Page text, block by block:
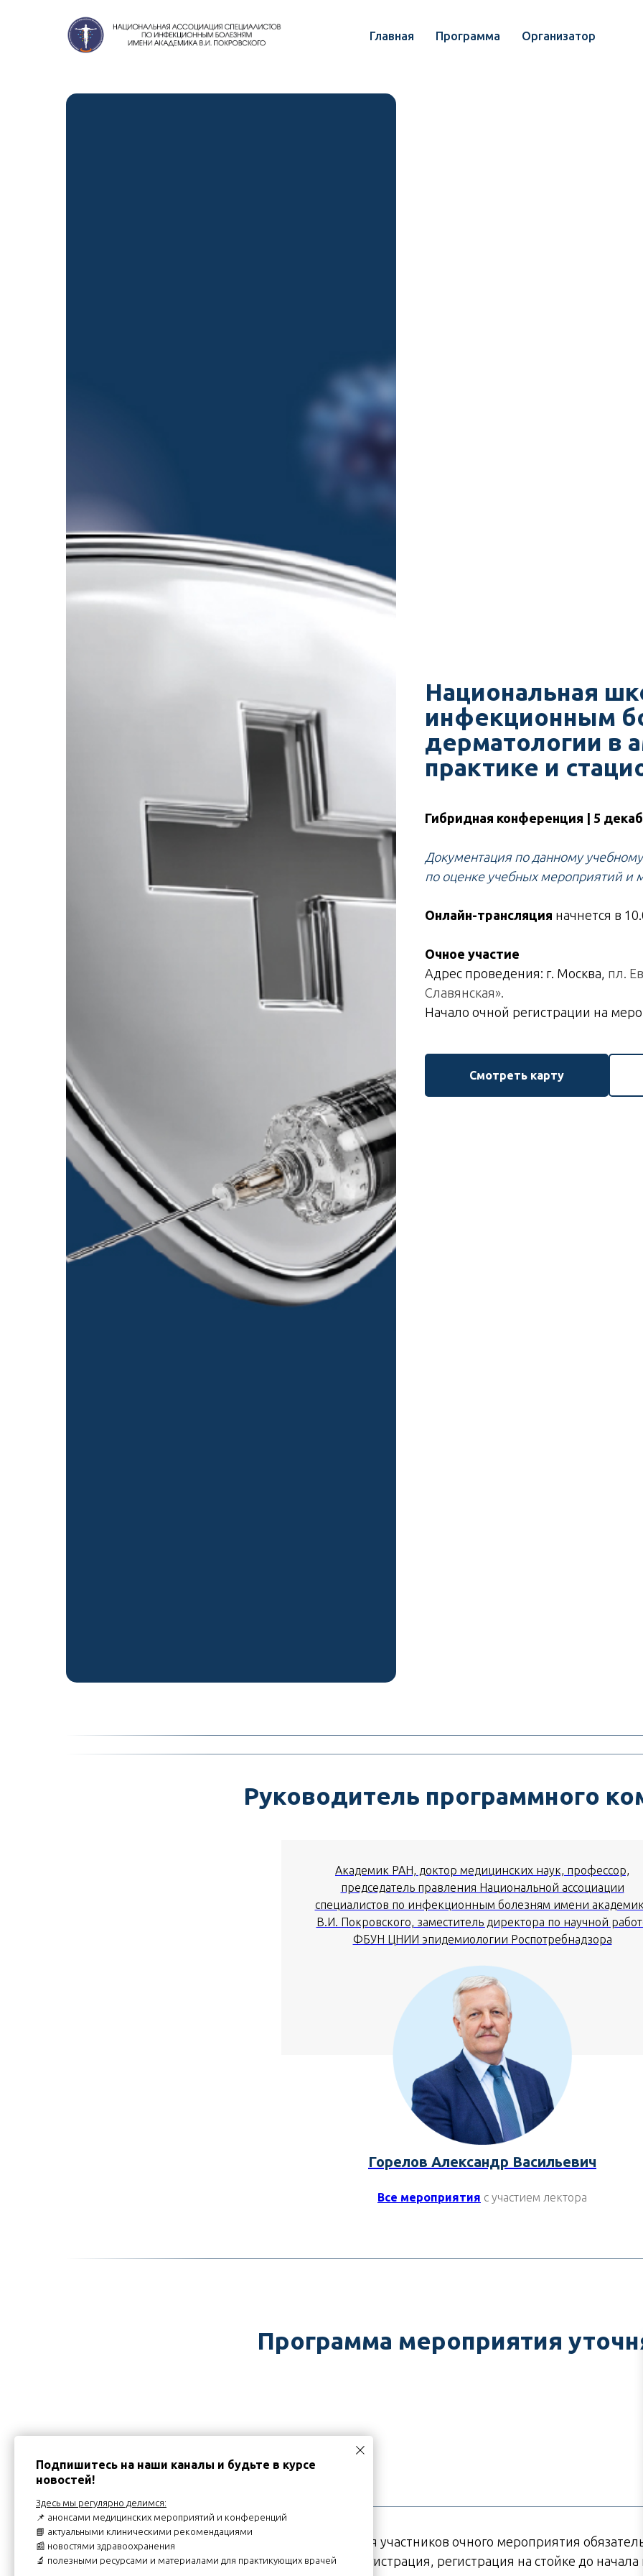
Главная Программа Организатор
Главная Программа Организатор
Национальная
инфекционным
дерматологии в
практике и
Гибридная конференция | 5
Документация по данному
по оценке учебных мероприятий и
Онлайн-трансляция начнется в
Очное участие
Адрес проведения: г. Москва, пл.
Славянская».
Начало очной регистрации на
Смотреть карту
Руководитель программного
Академик РАН, доктор медицинских наук, профессор,
председатель правления Национальной ассоциации
специалистов по инфекционным болезням имени
В.И. Покровского, заместитель директора по научной
ФБУН ЦНИИ эпидемиологии Роспотребнадзора
Горелов Александр Васильевич
Все мероприятия с участием лектора
Программа мероприятия
Документация по
данному учебному
Для участников очного мероприятия
регистрация, регистрация на стойке до
Подпишитесь на наши каналы и будьте в курсе
новостей!
Здесь мы регулярно делимся:
📌 анонсами медицинских мероприятий и конференций
📘 актуальными клиническими рекомендациями
📰 новостями здравоохранения
🔬 полезными ресурсами и материалами для практикующих врачей